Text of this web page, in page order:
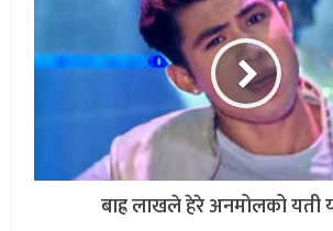
बाह्र लाखले हेरे अनमोलको यती